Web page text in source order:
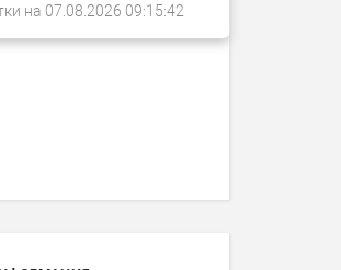
на 07.08.2026 09:15:42